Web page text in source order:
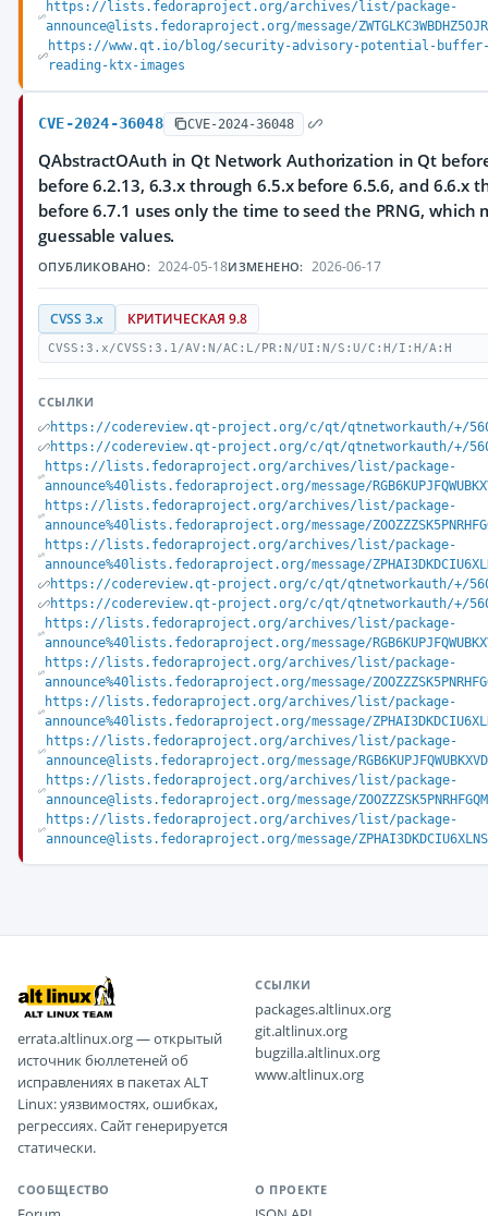
https://lists.fedoraproject.org/archives/list/package-
announce@lists.fedoraproject.org/message/
https://www.qt.io/blog/security-advisory-potential-buffer-
reading-ktx-images
CVE-2024-36048 CVE-2024-36048
QAbstractOAuth in Qt Network Authorization in Qt
before 6.2.13, 6.3.x through 6.5.x before 6.5.6, and 6.6.x
before 6.7.1 uses only the time to seed the PRNG, which
guessable values.
ОПУБЛИКОВАНО: 2024-05-18ИЗМЕНЕНО: 2026-06-17
CVSS 3.x КРИТИЧЕСКАЯ 9.8
CVSS:3.x/CVSS:3.1/AV:N/AC:L/PR:N/UI:N/S:U/C:H/I:H/A:H
ССЫЛКИ
https://codereview.qt-project.org/c/qt/qtnetworkauth/+/
https://codereview.qt-project.org/c/qt/qtnetworkauth/+/
https://lists.fedoraproject.org/archives/list/package-
announce%40lists.fedoraproject.org/message/
https://lists.fedoraproject.org/archives/list/package-
announce%40lists.fedoraproject.org/message/
https://lists.fedoraproject.org/archives/list/package-
announce%40lists.fedoraproject.org/message/
https://codereview.qt-project.org/c/qt/qtnetworkauth/+/
https://codereview.qt-project.org/c/qt/qtnetworkauth/+/
https://lists.fedoraproject.org/archives/list/package-
announce%40lists.fedoraproject.org/message/
https://lists.fedoraproject.org/archives/list/package-
announce%40lists.fedoraproject.org/message/
https://lists.fedoraproject.org/archives/list/package-
announce%40lists.fedoraproject.org/message/
https://lists.fedoraproject.org/archives/list/package-
announce@lists.fedoraproject.org/message/
https://lists.fedoraproject.org/archives/list/package-
announce@lists.fedoraproject.org/message/
https://lists.fedoraproject.org/archives/list/package-
announce@lists.fedoraproject.org/message/
errata.altlinux.org — открытый
источник бюллетеней об
исправлениях в пакетах ALT
Linux: уязвимостях, ошибках,
регрессиях. Сайт генерируется
статически.
ССЫЛКИ
packages.altlinux.org
git.altlinux.org
bugzilla.altlinux.org
www.altlinux.org
СООБЩЕСТВО О ПРОЕКТЕ